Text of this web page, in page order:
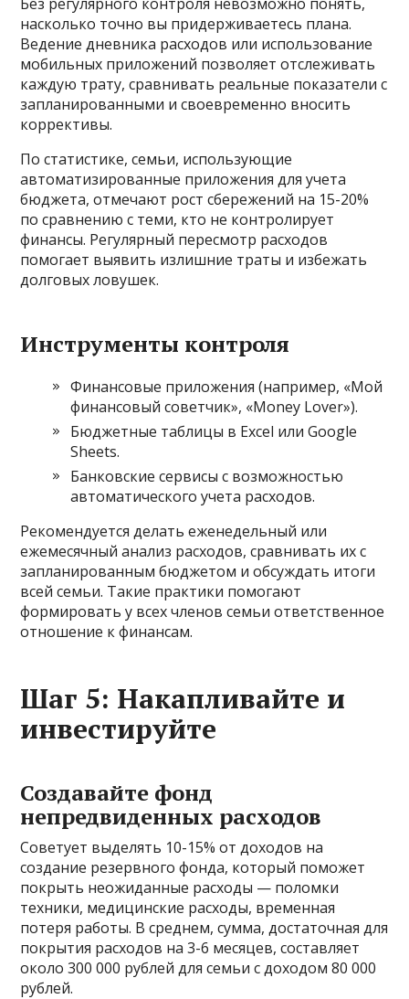
насколько точно вы придерживаетесь плана.
Ведение дневника расходов или использование
мобильных приложений позволяет отслеживать
каждую трату, сравнивать реальные показатели с
запланированными и своевременно вносить
коррективы.
По статистике, семьи, использующие
автоматизированные приложения для учета
бюджета, отмечают рост сбережений на 15-20%
по сравнению с теми, кто не контролирует
финансы. Регулярный пересмотр расходов
помогает выявить излишние траты и избежать
долговых ловушек.
Инструменты контроля
Финансовые приложения (например, «Мой
финансовый советчик», «Money Lover»).
Бюджетные таблицы в Excel или Google
Sheets.
Банковские сервисы с возможностью
автоматического учета расходов.
Рекомендуется делать еженедельный или
ежемесячный анализ расходов, сравнивать их с
запланированным бюджетом и обсуждать итоги
всей семьи. Такие практики помогают
формировать у всех членов семьи ответственное
отношение к финансам.
Шаг 5: Накапливайте и
инвестируйте
Создавайте фонд
непредвиденных расходов
Советует выделять 10-15% от доходов на
создание резервного фонда, который поможет
покрыть неожиданные расходы — поломки
техники, медицинские расходы, временная
потеря работы. В среднем, сумма, достаточная для
покрытия расходов на 3-6 месяцев, составляет
около 300 000 рублей для семьи с доходом 80 000
рублей.